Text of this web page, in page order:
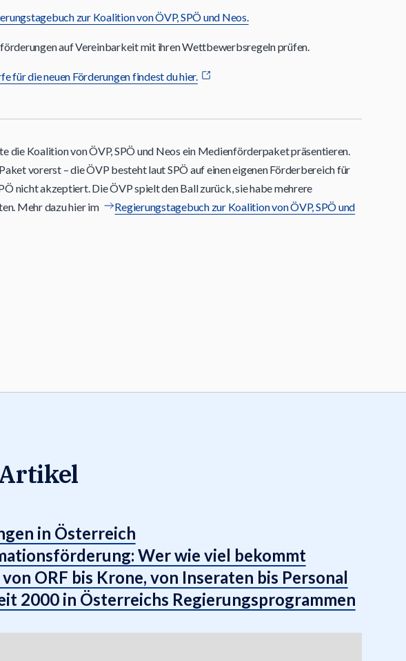
zur Koalition von ÖVP, SPÖ und Neos.
auf Vereinbarkeit mit ihren Wettbewerbsregeln prüfen.
für die neuen Förderungen findest du hier.
die Koalition von ÖVP, SPÖ und Neos ein Medienförderpaket präsentieren.
vorerst – die ÖVP besteht laut SPÖ auf einen eigenen Förderbereich für
nicht akzeptiert. Die ÖVP spielt den Ball zurück, sie habe mehrere
Mehr dazu hier im
Regierungstagebuch zur Koalition von ÖVP, SPÖ und
in Österreich
Wer wie viel bekommt
ORF bis Krone, von Inseraten bis Personal
2000 in Österreichs Regierungsprogrammen